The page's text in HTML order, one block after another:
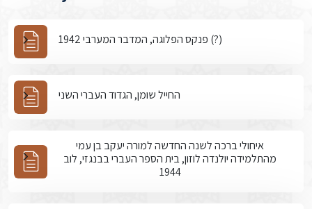
פנקס הפלוגה, המדבר המערבי 1942 (?)
החייל שומן, הגדוד העברי השני
איחולי ברכה לשנה החדשה למורה יעקב בן עמי
מהתלמידה יולנדה לוזון, בית הספר העברי בבנגזי, לוב
1944